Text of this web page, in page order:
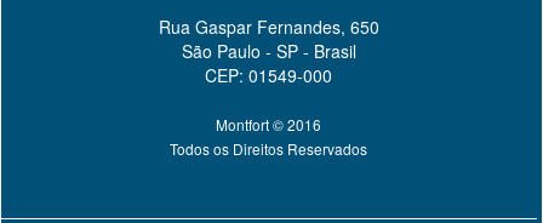
Rua Gaspar Fernandes, 650
São Paulo - SP - Brasil
CEP: 01549-000
Montfort © 2016
Todos os Direitos Reservados